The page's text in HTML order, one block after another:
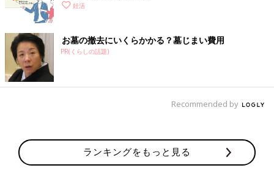
妊活
お墓の撤去にいくらかかる？墓じまい費用
PR(くらしの話題)
Recommended by
ランキングをもっと見る